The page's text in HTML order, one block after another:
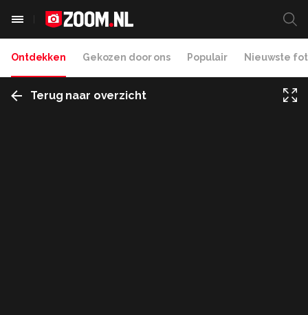
Ontdekken Gekozen door ons Populair Nieuwste
Terug naar overzicht